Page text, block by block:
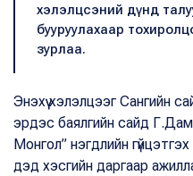
хэлэлцсэний дүнд
бууруулахаар
зурлаа.
Энэхүү хэлэлцээг Сангийн
эрдэс баялгийн сайд
Монгол” нэгдлийн
дэд хэсгийн даргаар